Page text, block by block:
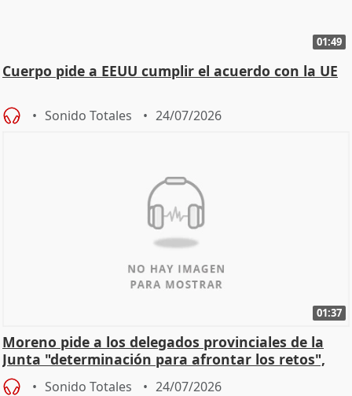
01:49
Cuerpo pide a EEUU cumplir el acuerdo con la UE
Sonido Totales 24/07/2026
01:37
Moreno pide a los delegados provinciales de la
Junta "determinación para afrontar los retos",
diálog
Sonido Totales 24/07/2026